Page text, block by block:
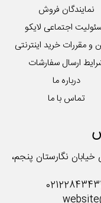
نمایندگان فروش
اجتماعی لایکو
و مقررات خرید اینترنتی
ارسال سفارشات
درباره ما
تماس با ما
خیابان نگارستان پنجم،